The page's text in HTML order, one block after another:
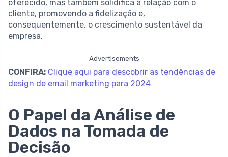
oferecido, mas também solidifica a relação com o
cliente, promovendo a fidelização e,
consequentemente, o crescimento sustentável da
empresa.
Advertisements
CONFIRA: Clique aqui para descobrir as tendências de
design de email marketing para 2024
O Papel da Análise de
Dados na Tomada de
Decisão